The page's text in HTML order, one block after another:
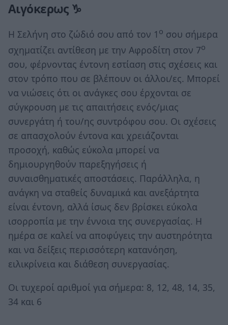
Αιγόκερως ♑
Η Σελήνη στο ζώδιό σου από τον 1 ο σου σήμερα
σχηματίζει αντίθεση με την Αφροδίτη στον 7ο
σου, φέρνοντας έντονη εστίαση στις σχέσεις και
στον τρόπο που σε βλέπουν οι άλλοι/ες. Μπορεί
να νιώσεις ότι οι ανάγκες σου έρχονται σε
σύγκρουση με τις απαιτήσεις ενός/μιας
συνεργάτη ή του/ης συντρόφου σου. Οι σχέσεις
σε απασχολούν έντονα και χρειάζονται
προσοχή, καθώς εύκολα μπορεί να
δημιουργηθούν παρεξηγήσεις ή
συναισθηματικές αποστάσεις. Παράλληλα, η
ανάγκη να σταθείς δυναμικά και ανεξάρτητα
είναι έντονη, αλλά ίσως δεν βρίσκει εύκολα
ισορροπία με την έννοια της συνεργασίας. Η
ημέρα σε καλεί να αποφύγεις την αυστηρότητα
και να δείξεις περισσότερη κατανόηση,
ειλικρίνεια και διάθεση συνεργασίας.
Οι τυχεροί αριθμοί για σήμερα: 8, 12, 48, 14, 35,
34 και 6